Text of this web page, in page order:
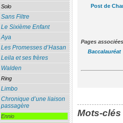
Post de
Pages
Baccalauréat
Mots-clés
Solo
Sans Filtre
Le Sixième Enfant
Aya
Les Promesses d’Hasan
Leila et ses frères
Walden
Ring
Limbo
Chronique d’une liaison
passagère
Ennio